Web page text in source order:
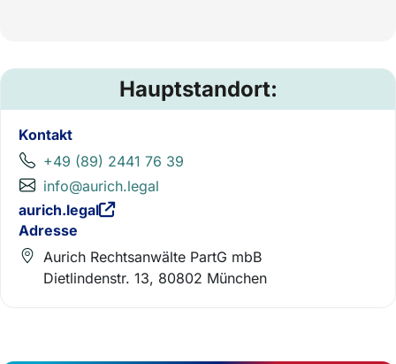
Hauptstandort:
Kontakt
+49 (89) 2441 76 39
info@aurich.legal
aurich.legal
Adresse
Aurich Rechtsanwälte PartG mbB
Dietlindenstr. 13, 80802 München